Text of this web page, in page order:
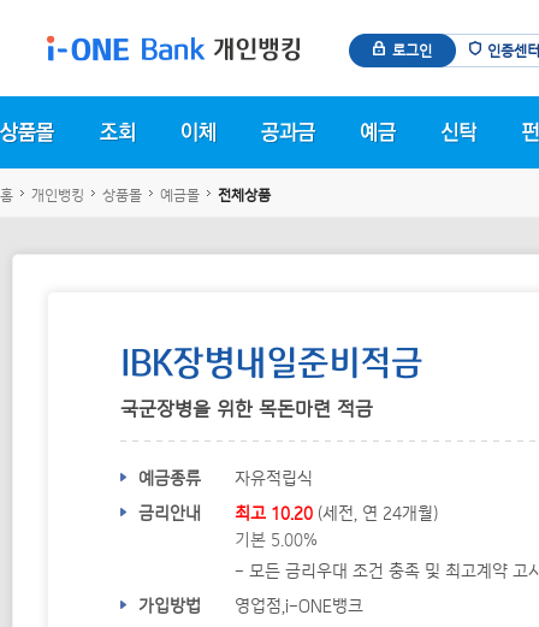
로그인 인증센터
홈 개인뱅킹 상품몰 예금몰 전체상품
IBK장병내일준비적금
국군장병을 위한 목돈마련 적금
예금종류
자유적립식
금리안내
최고 10.20 (세전, 연 24개월)
기본 5.00%
- 모든 금리우대 조건 충족 및 최고계약 고
가입방법
영업점,i-ONE뱅크